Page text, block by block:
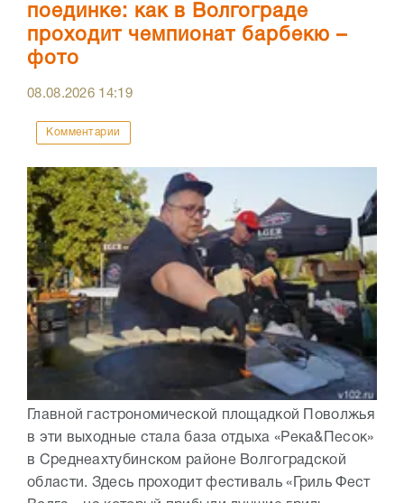
поединке: как в Волгограде
проходит чемпионат барбекю –
фото
08.08.2026 14:19
Комментарии
Главной гастрономической площадкой Поволжья
в эти выходные стала база отдыха «Река&Песок»
в Среднеахтубинском районе Волгоградской
области. Здесь проходит фестиваль «Гриль Фест